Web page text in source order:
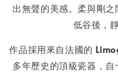
出無聲的美感。柔與剛
低谷後，
作品採用來自法國的
多年歷史的頂級瓷器，